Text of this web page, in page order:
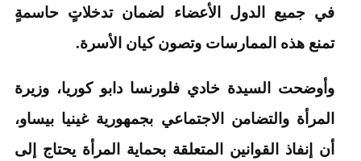
في جميع الدول الأعضاء لضمان تدخلاتٍ حاسمةٍ
تمنع هذه الممارسات وتصون كيان الأسرة.
وأوضحت السيدة خادي فلورنسا دابو كوريا، وزيرة
المرأة والتضامن الاجتماعي بجمهورية غينيا بيساو،
أن إنفاذ القوانين المتعلقة بحماية المرأة يحتاج إلى